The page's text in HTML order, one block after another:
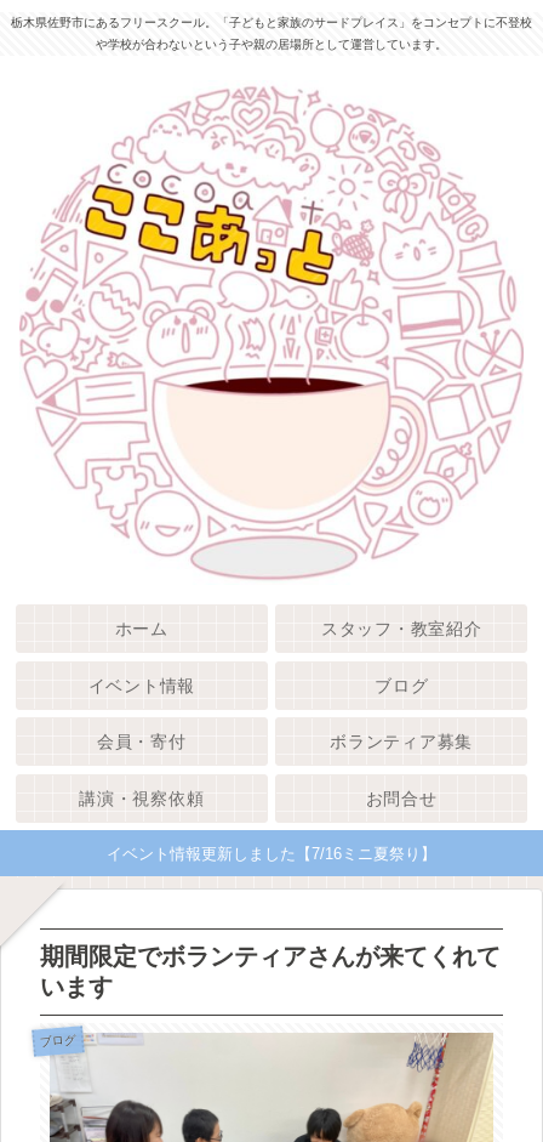
栃木県佐野市にあるフリースクール。「子どもと家族のサードプレイス」をコンセプトに不登校
や学校が合わないという子や親の居場所として運営しています。
ホーム スタッフ・教室紹介
イベント情報 ブログ
会員・寄付 ボランティア募集
講演・視察依頼 お問合せ
イベント情報更新しました【7/16ミニ夏祭り】
期間限定でボランティアさんが来てくれて
います
ブログ